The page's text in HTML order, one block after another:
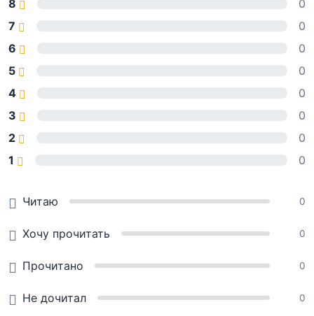
8
0
7
0
6
0
5
0
4
0
3
0
2
0
1
0
Читаю 0
Хочу прочитать 0
Прочитано 0
Не дочитал 0